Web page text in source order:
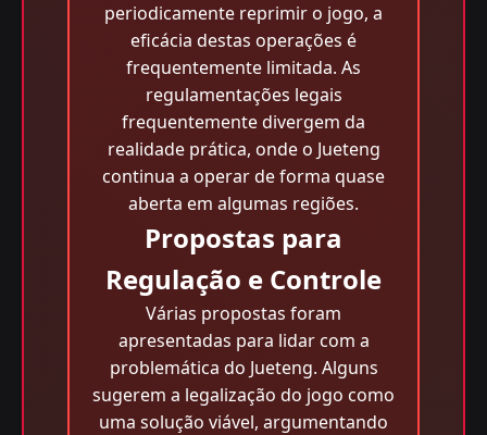
periodicamente reprimir o jogo, a
eficácia destas operações é
frequentemente limitada. As
regulamentações legais
frequentemente divergem da
realidade prática, onde o Jueteng
continua a operar de forma quase
aberta em algumas regiões.
Propostas para
Regulação e Controle
Várias propostas foram
apresentadas para lidar com a
problemática do Jueteng. Alguns
sugerem a legalização do jogo como
uma solução viável, argumentando